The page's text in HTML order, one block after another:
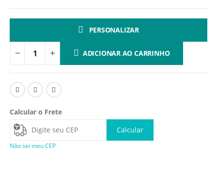
PERSONALIZAR
ADICIONAR AO CARRINHO
Calcular o Frete
Calcular
Não sei meu CEP